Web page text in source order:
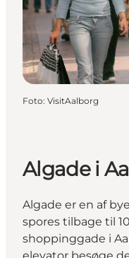
Foto: VisitAalborg
Algade i
Algade er en af
spores tilbage til
shoppinggade i